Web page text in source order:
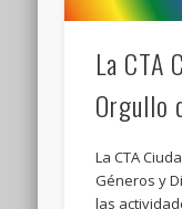
La CTA
Orgullo
La CTA
Géneros y
las